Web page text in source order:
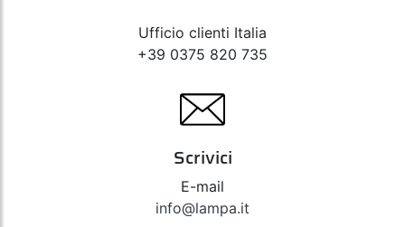
Ufficio clienti Italia
+39 0375 820 735
Scrivici
E-mail
info@lampa.it